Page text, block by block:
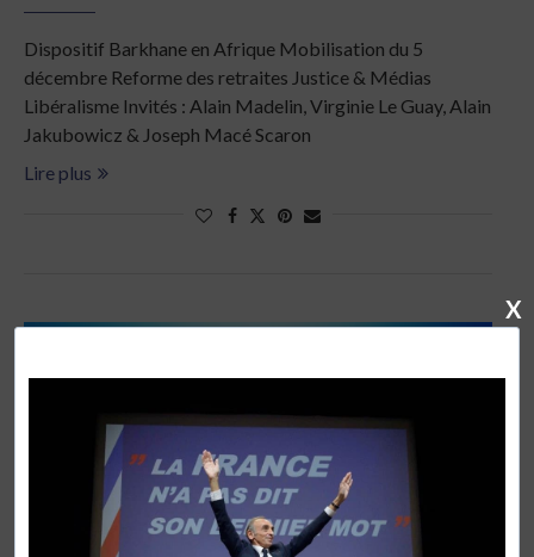
Dispositif Barkhane en Afrique Mobilisation du 5
décembre Reforme des retraites Justice & Médias
Libéralisme Invités : Alain Madelin, Virginie Le Guay, Alain
Jakubowicz & Joseph Macé Scaron
Lire plus
X